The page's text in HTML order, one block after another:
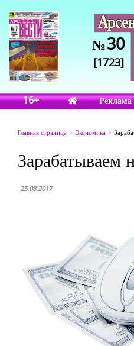
№30
[1723]
16+ Реклама
Главная страница Экономика
Зарабатываем
25.08.2017